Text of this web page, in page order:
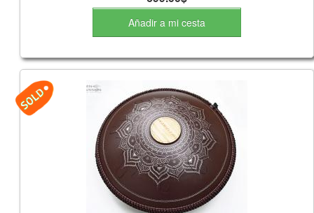
Añadir a mi cesta